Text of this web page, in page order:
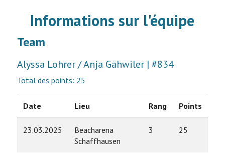
Informations sur l'équipe
Team
Alyssa Lohrer / Anja Gähwiler | #834
Total des points: 25
Date Lieu Rang Points
23.03.2025
Beacharena
Schaffhausen
3 25